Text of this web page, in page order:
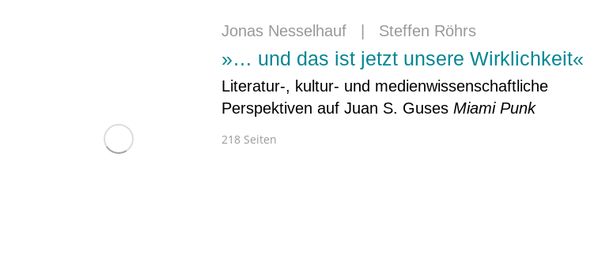
Jonas Nesselhauf Steffen Röhrs
»… und das ist jetzt unsere Wirklichkeit«
Literatur-, kultur- und medienwissenschaftliche
Perspektiven auf Juan S. Guses Miami Punk
218 Seiten